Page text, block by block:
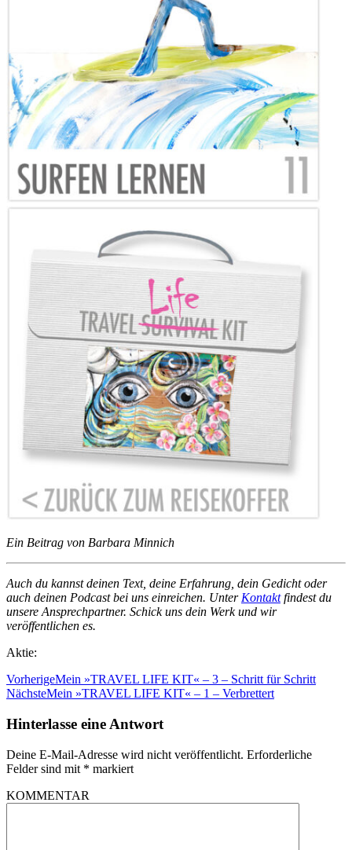
Ein Beitrag von Barbara Minnich
Auch du kannst deinen Text, deine Erfahrung, dein Gedicht oder
auch deinen Podcast bei uns einreichen. Unter Kontaktfindest du
unsere Ansprechpartner. Schick uns dein Werk und wir
veröffentlichen es.
Aktie:
VorherigeMein »TRAVEL LIFE KIT« – 3 – Schritt für Schritt
NächsteMein »TRAVEL LIFE KIT« – 1 – Verbrettert
Hinterlasse eine Antwort
Deine E-Mail-Adresse wird nicht veröffentlicht. Erforderliche
Felder sind mit * markiert
KOMMENTAR